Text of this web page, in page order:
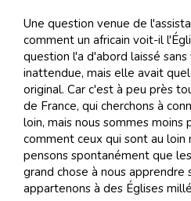
Une question venue de
comment un africain voit-il
question l'a d'abord laissé
inattendue, mais elle avait
original. Car c'est à peu près
de France, qui cherchons à
loin, mais nous sommes moins
comment ceux qui sont au loin
pensons spontanément que
grand chose à nous apprendre
appartenons à des Églises